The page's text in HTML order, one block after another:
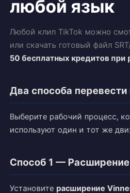
любой язык
Любой клип TikTok можно
или скачать готовый файл
50 бесплатных кредитов при
Два способа перевести
Выберите рабочий процесс,
используют один и тот же
Способ 1 —
Установите расширение